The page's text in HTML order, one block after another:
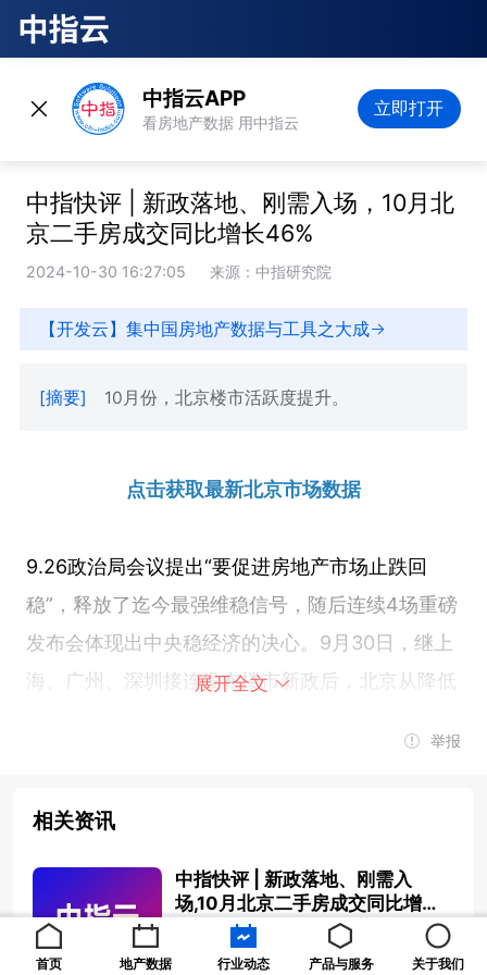
中指云APP
看房地产数据 用中指云
立即打开
中指快评 | 新政落地、刚需入场，10月北
京二手房成交同比增长46%
2024-10-30 16:27:05 来源：中指研究院
【开发云】集中国房地产数据与工具之大成
[摘要] 10月份，北京楼市活跃度提升。
点击获取最新北京市场数据
9.26政治局会议提出“要促进房地产市场止跌回
稳”，释放了迄今最强维稳信号，随后连续4场重磅
发布会体现出中央稳经济的决心。9月30日，继上
海、广州、深圳接连发布楼市新政后，北京从降低
根据中指研究院监测数据，10月份，北京楼市活跃
度提升。新房方面，10月1号-27号，北京新房成交
面积大约48万平，环比9月同期增长48%，比去年
展开全文
举报
相关资讯
中指快评 | 新政落地、刚需入
场,10月北京二手房成交同比增长
2024-10-30 16:27:05
首页 地产数据 行业动态 产品与服务 关于我们